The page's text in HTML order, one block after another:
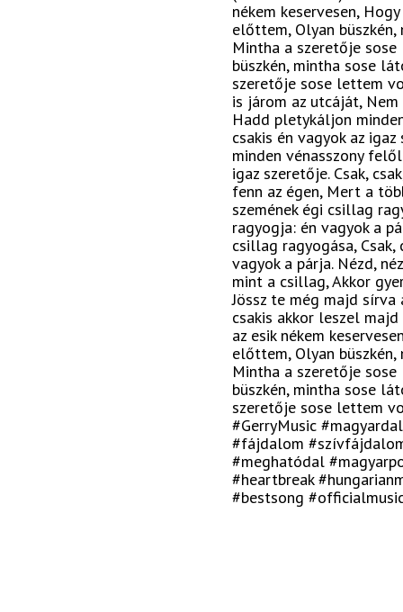
nékem keservesen,
előttem, Olyan
Mintha a szeretője
büszkén, mintha sose
szeretője sose lettem
is járom az utcáját,
Hadd pletykáljon
csakis én vagyok az
minden vénasszony
igaz szeretője. Csak,
fenn az égen, Mert a
szemének égi csillag
ragyogja: én vagyok a
csillag ragyogása,
vagyok a párja. Nézd,
mint a csillag, Akkor
Jössz te még majd sírva
csakis akkor leszel majd
az esik nékem
előttem, Olyan
Mintha a szeretője
büszkén, mintha sose
szeretője sose lettem
#GerryMusic
#fájdalom
#meghatódal
#heartbreak
#bestsong